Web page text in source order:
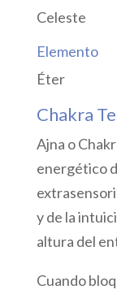
Celeste
Elemento
Éter
Chakra
Ajna o
energético
y de la
altura del
Cuando